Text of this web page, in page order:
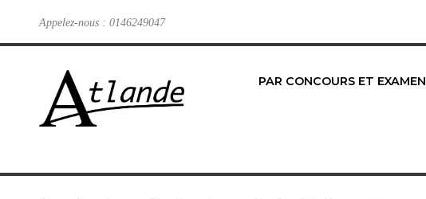
Appelez-nous : 0146249047
PAR CONCOURS ET EXAMEN